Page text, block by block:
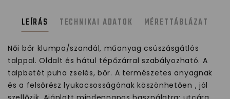
LEÍRÁS TECHNIKAI ADATOK MÉRETTÁBLÁZAT
Női bőr klumpa/szandál, műanyag csúszásgátlós
talppal. Oldalt és hátul tépőzárral szabályozható. A
talpbetét puha zselés, bőr. A természetes anyagnak
és a felsőrész lyukacsosságának köszönhetően , jól